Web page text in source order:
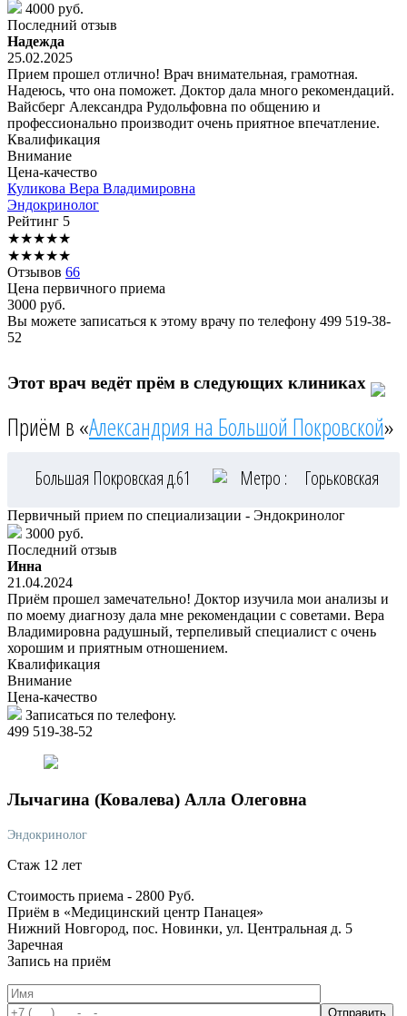
4000 руб.
Последний отзыв
Надежда
25.02.2025
Прием прошел отлично! Врач внимательная, грамотная.
Надеюсь, что она поможет. Доктор дала много рекомендаций.
Вайсберг Александра Рудольфовна по общению и
профессионально производит очень приятное впечатление.
Квалификация
Внимание
Цена-качество
Куликова Вера Владимировна
Эндокринолог
Рейтинг 5
★★★★★
★★★★★
Отзывов 66
Цена первичного приема
3000 руб.
Вы можете записаться к этому врачу по телефону 499 519-38-
52
Этот врач ведёт прём в следующих клиниках
Приём в «Александрия на Большой Покровской»
Большая Покровская д.61 Метро : Горьковская
Первичный прием по специализации - Эндокринолог
3000 руб.
Последний отзыв
Инна
21.04.2024
Приём прошел замечательно! Доктор изучила мои анализы и
по моему диагнозу дала мне рекомендации с советами. Вера
Владимировна радушный, терпеливый специалист с очень
хорошим и приятным отношением.
Квалификация
Внимание
Цена-качество
Записаться по телефону.
499 519-38-52
Лычагина (Ковалева) Алла Олеговна
Эндокринолог
Стаж 12 лет
Стоимость приема - 2800 Руб.
Приём в «Медицинский центр Панацея»
Нижний Новгород, пос. Новинки, ул. Центральная д. 5
Заречная
Запись на приём